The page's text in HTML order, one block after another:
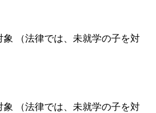
（法律では、未就学の子を対
（法律では、未就学の子を対